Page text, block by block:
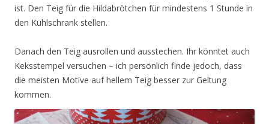
ist. Den Teig für die Hildabrötchen für mindestens 1 Stunde in
den Kühlschrank stellen.
Danach den Teig ausrollen und ausstechen. Ihr könntet auch
Keksstempel versuchen – ich persönlich finde jedoch, dass
die meisten Motive auf hellem Teig besser zur Geltung
kommen.